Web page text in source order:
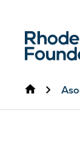
Inicio